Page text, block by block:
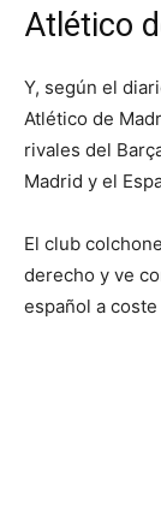
Atlético
Y, según el
Atlético de
rivales del
Madrid y el
El club
derecho y ve
español a